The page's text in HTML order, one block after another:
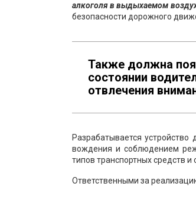
алкоголя в выдыхаемом
безопасности дорожного
Также должна
состоянии
отвлечения
Разрабатывается
вождения и соблюдением
типов транспортных средств
Ответственными за